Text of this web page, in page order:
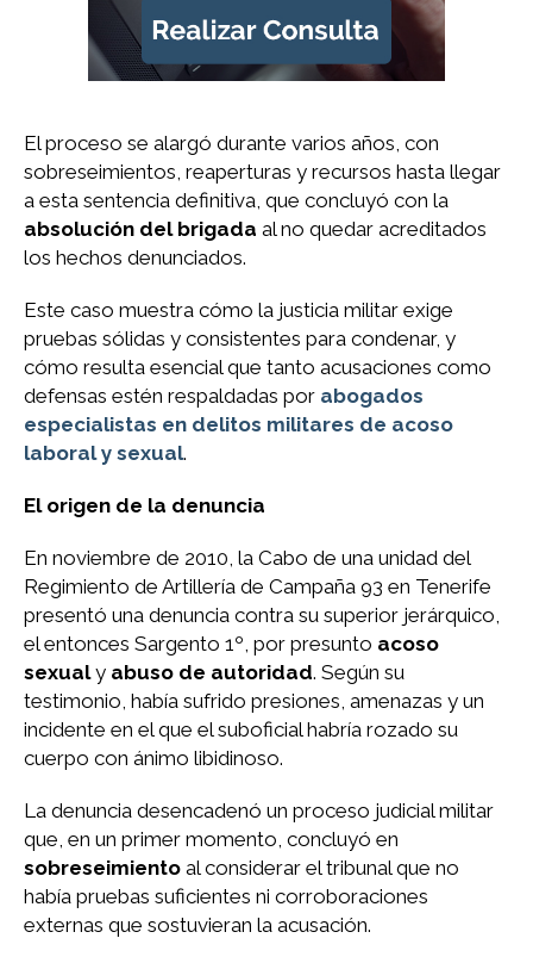
El proceso se alargó durante varios años, con
sobreseimientos, reaperturas y recursos hasta llegar
a esta sentencia definitiva, que concluyó con la
absolución del brigada al no quedar acreditados
los hechos denunciados.
Este caso muestra cómo la justicia militar exige
pruebas sólidas y consistentes para condenar, y
cómo resulta esencial que tanto acusaciones como
defensas estén respaldadas por abogados
especialistas en delitos militares de acoso
laboral y sexual.
El origen de la denuncia
En noviembre de 2010, la Cabo de una unidad del
Regimiento de Artillería de Campaña 93 en Tenerife
presentó una denuncia contra su superior jerárquico,
el entonces Sargento 1º, por presunto acoso
sexualy abuso de autoridad. Según su
testimonio, había sufrido presiones, amenazas y un
incidente en el que el suboficial habría rozado su
cuerpo con ánimo libidinoso.
La denuncia desencadenó un proceso judicial militar
que, en un primer momento, concluyó en
sobreseimiento al considerar el tribunal que no
había pruebas suficientes ni corroboraciones
externas que sostuvieran la acusación.